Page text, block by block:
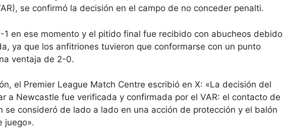
se confirmó la decisión en el campo de no conceder penalti.
en ese momento y el pitido final fue recibido con abucheos debido
ya que los anfitriones tuvieron que conformarse con un punto
ventaja de 2-0.
el Premier League Match Centre escribió en X: «La decisión del
a Newcastle fue verificada y confirmada por el VAR: el contacto de
se consideró de lado a lado en una acción de protección y el balón
juego».